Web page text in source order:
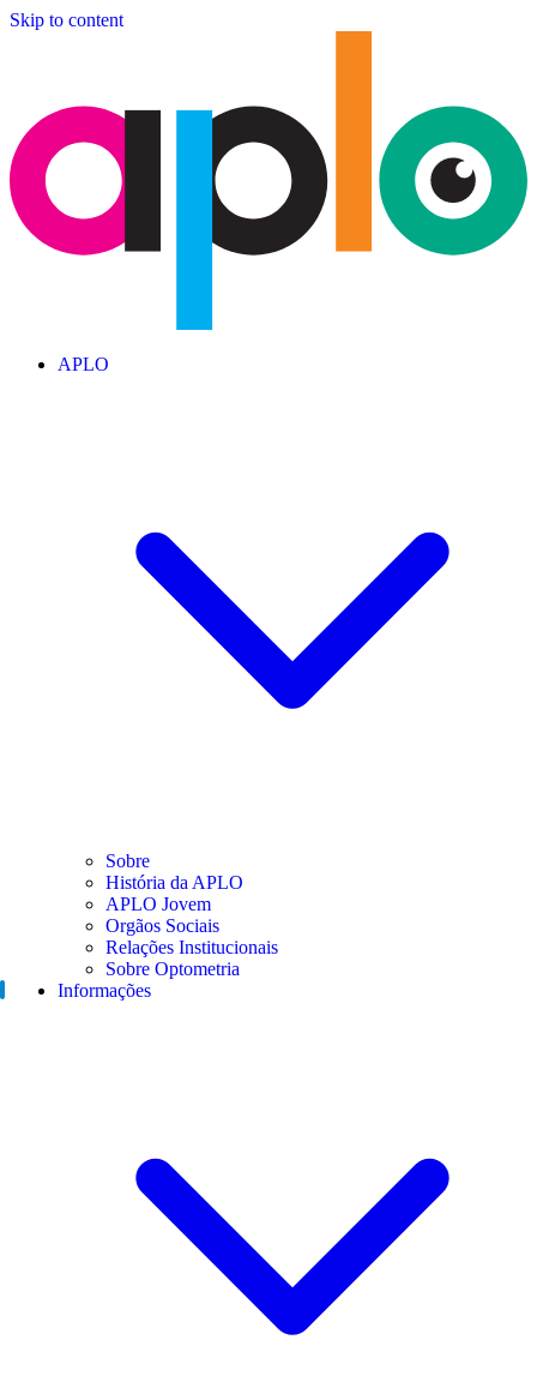
Skip to content
APLO
Sobre
História da APLO
APLO Jovem
Orgãos Sociais
Relações Institucionais
Sobre Optometria
Informações